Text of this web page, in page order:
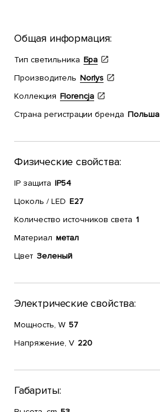
Общая информация:
Тип светильника Бра
Производитель Norlys
Коллекция Florencja
Страна регистрации бренда Польша
Физические свойства:
IP защита IP54
Цоколь / LED E27
Количество источников света 1
Материал метал
Цвет Зеленый
Электрические свойства:
Мощность, W 57
Напряжение, V 220
Габариты: